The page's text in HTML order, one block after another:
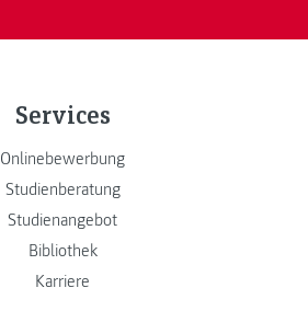
Services
Onlinebewerbung
Studienberatung
Studienangebot
Bibliothek
Karriere